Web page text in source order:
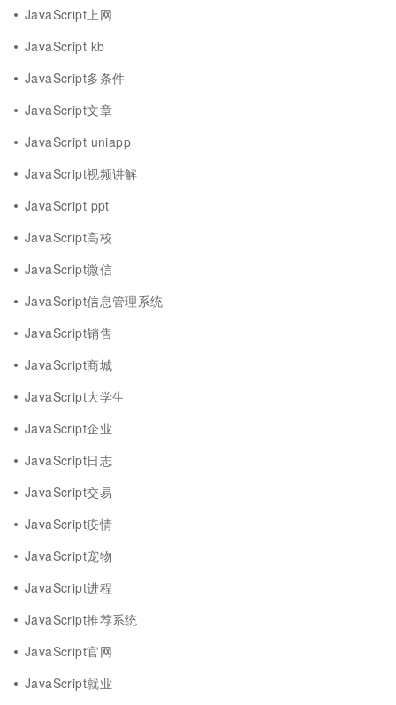
JavaScript上网
JavaScript kb
JavaScript多条件
JavaScript文章
JavaScript uniapp
JavaScript视频讲解
JavaScript ppt
JavaScript高校
JavaScript微信
JavaScript信息管理系统
JavaScript销售
JavaScript商城
JavaScript大学生
JavaScript企业
JavaScript日志
JavaScript交易
JavaScript疫情
JavaScript宠物
JavaScript进程
JavaScript推荐系统
JavaScript官网
JavaScript就业